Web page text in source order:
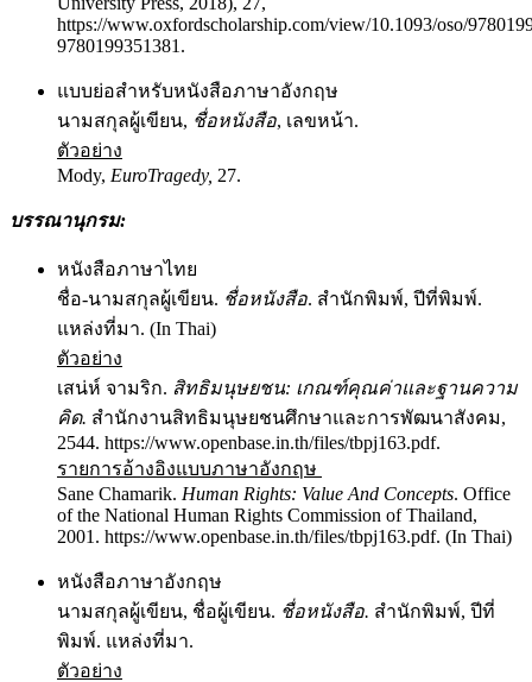
https://www.oxfordscholarship.com/view/10.1093/oso/
9780199351381.
แบบย่อสำหรับหนังสือภาษาอังกฤษ
นามสกุลผู้เขียน, ชื่อหนังสือ, เลขหน้า.
ตัวอย่าง
Mody, EuroTragedy, 27.
บรรณานุกรม:
หนังสือภาษาไทย
ชื่อ-นามสกุลผู้เขียน. ชื่อหนังสือ. สำนักพิมพ์, ปีที่พิมพ์.
แหล่งที่มา. (In Thai)
ตัวอย่าง
เสน่ห์ จามริก. สิทธิมนุษยชน: เกณฑ์คุณค่าและฐานความ
คิด. สำนักงานสิทธิมนุษยชนศึกษาและการพัฒนาสังคม,
2544. https://www.openbase.in.th/files/tbpj163.pdf.
รายการอ้างอิงแบบภาษาอังกฤษ
Sane Chamarik. Human Rights: Value And Concepts. Office
of the National Human Rights Commission of Thailand,
2001. https://www.openbase.in.th/files/tbpj163.pdf. (In Thai)
หนังสือภาษาอังกฤษ
นามสกุลผู้เขียน, ชื่อผู้เขียน. ชื่อหนังสือ. สำนักพิมพ์, ปีที่
พิมพ์. แหล่งที่มา.
ตัวอย่าง